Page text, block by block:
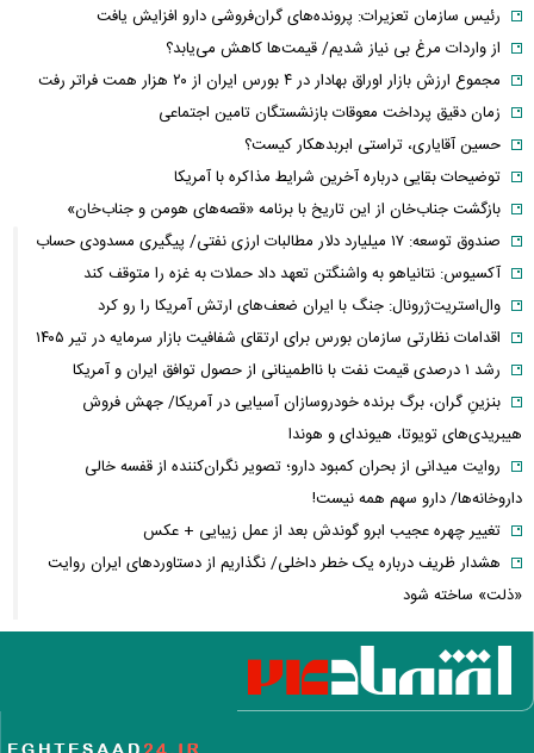
رئیس سازمان تعزیرات: پرونده‌های گران‌فروشی دارو افزایش یافت
از واردات مرغ بی نیاز شدیم/ قیمت‌ها کاهش می‌یابد؟
مجموع ارزش بازار اوراق بهادار در ۴ بورس ایران از ۲۰ هزار همت فراتر رفت
زمان دقیق پرداخت معوقات بازنشستگان تامین اجتماعی
حسین آقایاری، تراستی ابربدهکار کیست؟
توضیحات بقایی درباره آخرین شرایط مذاکره با آمریکا
بازگشت جناب‌خان از این تاریخ با برنامه «قصه‌های هومن و جناب‌خان»
صندوق توسعه: ۱۷ میلیارد دلار مطالبات ارزی نفتی/ پیگیری مسدودی حساب
آکسیوس: نتانیاهو به واشنگتن تعهد داد حملات به غزه را متوقف کند
وال‌استریت‌ژرونال: جنگ با ایران ضعف‌های ارتش آمریکا را رو کرد
اقدامات نظارتی سازمان بورس برای ارتقای شفافیت بازار سرمایه در تیر ۱۴۰۵
رشد ۱ درصدی قیمت نفت با نااطمینانی از حصول توافق ایران و آمریکا
بنزینِ گران، برگ برنده خودروسازان آسیایی در آمریکا/ جهش فروش
هیبریدی‌های تویوتا، هیوندای و هوندا
روایت میدانی از بحران کمبود دارو؛ تصویر نگران‌کننده از قفسه خالی
داروخانه‌ها/ دارو سهم همه نیست!
تغییر چهره عجیب ابرو گوندش بعد از عمل زیبایی + عکس
هشدار ظریف درباره یک خطر داخلی/ نگذاریم از دستاوردهای ایران روایت
«ذلت» ساخته شود
فیلم/تبریک تولد همزمان ۵ همسر این مرد جنجالی شد!
این فیلم از علیرضا بیرانوند در صفحه فارسی AFC منتشر شد
فارن پالیسی: موضوع ایران در اختیار دولت آتی اسرائیل نیست/ اپوزیسیون،